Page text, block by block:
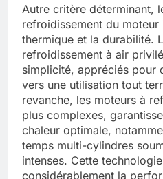
Autre critère déterminant,
refroidissement du
thermique et la durabilité.
refroidissement à air
simplicité, appréciés pour
vers une utilisation tout
revanche, les moteurs à
plus complexes,
chaleur optimale,
temps multi-cylindres
intenses. Cette
considérablement la